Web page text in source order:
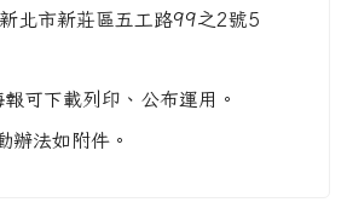
北市新莊區五工路99之2號5
可下載列印、公布運用。
辦法如附件。